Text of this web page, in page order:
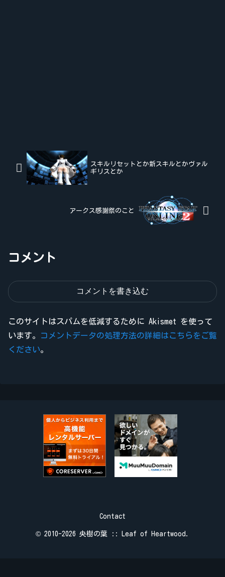
スキルリセットとか新スキルとかヴァル
ギリスとか
アークス感謝祭のこと
コメント
コメントを書き込む
このサイトはスパムを低減するために Akismet を使って
います。
コメントデータの処理方法の詳細はこちらをご覧
ください。
Contact
© 2010-2026 央樹の葉 :: Leaf of Heartwood.